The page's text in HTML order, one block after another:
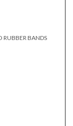
RUBBER BANDS